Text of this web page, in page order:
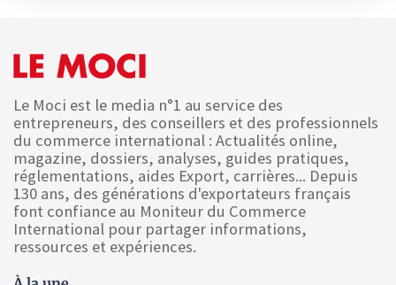
Le Moci est le media n°1 au service des
entrepreneurs, des conseillers et des professionnels
du commerce international : Actualités online,
magazine, dossiers, analyses, guides pratiques,
réglementations, aides Export, carrières... Depuis
130 ans, des générations d'exportateurs français
font confiance au Moniteur du Commerce
International pour partager informations,
ressources et expériences.